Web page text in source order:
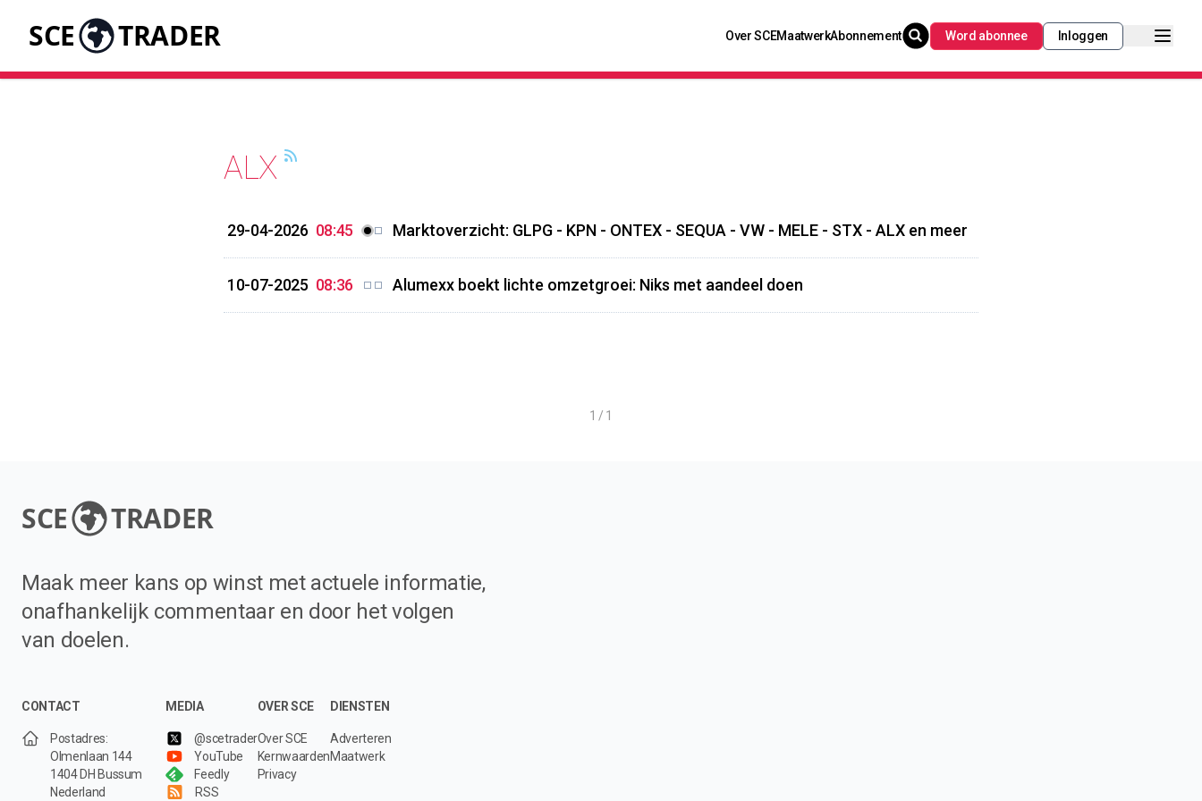
SCE TRADER Over SCEMaatwerkAbonnement Word abonnee Inloggen
ALX
29-04-2026 08:45 Marktoverzicht: GLPG - KPN - ONTEX - SEQUA - VW - MELE - STX - ALX en meer
10-07-2025 08:36 Alumexx boekt lichte omzetgroei: Niks met aandeel doen
1 / 1
SCE TRADER
Maak meer kans op winst met actuele informatie,
onafhankelijk commentaar en door het volgen
van doelen.
CONTACT
Postadres:
Olmenlaan 144
1404 DH Bussum
Nederland
MEDIA
@scetrader
YouTube
Feedly
RSS
OVER SCE
Over SCE
Kernwaarden
Privacy
DIENSTEN
Adverteren
Maatwerk